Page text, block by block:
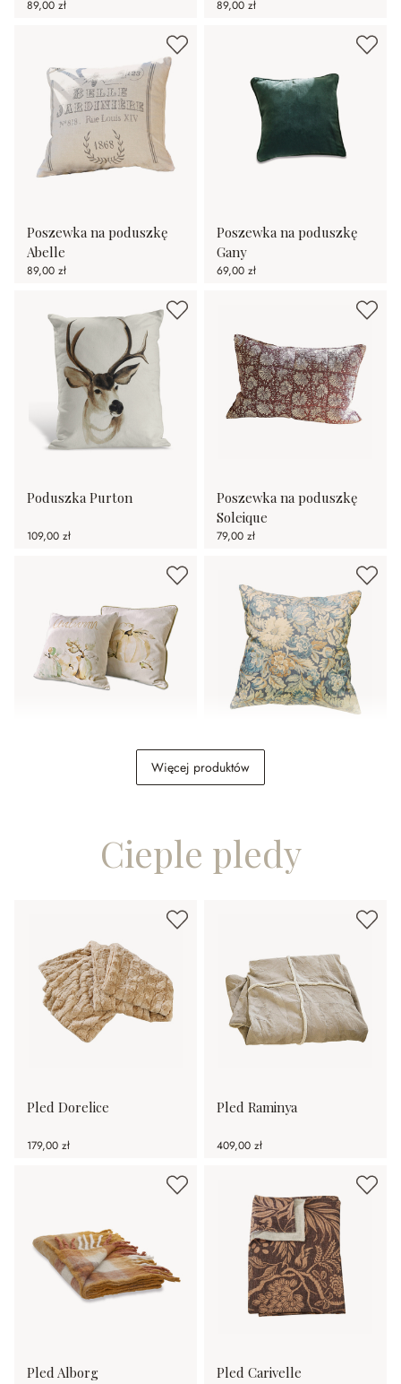
89,00 zł 89,00 zł
Poszewka na poduszkę
Abelle
89,00 zł
Poszewka na poduszkę
Gany
69,00 zł
Poduszka Purton
109,00 zł
Poszewka na poduszkę
Soleique
79,00 zł
Poszewka na poduszkę,
zestaw 2 szt. Laubard
Poszewka na poduszkę
Lumielle
Więcej produktów
Cieple pledy
Pled Dorelice
179,00 zł
Pled Raminya
409,00 zł
Pled Alborg Pled Carivelle